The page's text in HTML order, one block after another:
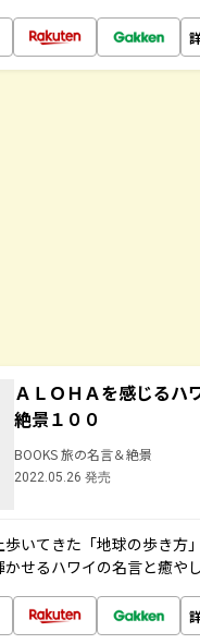
ＡＬＯＨＡを感じるハ
絶景１００
BOOKS 旅の名言＆絶景
2022.05.26 発売
いてきた「地球の歩き方
かせるハワイの名言と癒や